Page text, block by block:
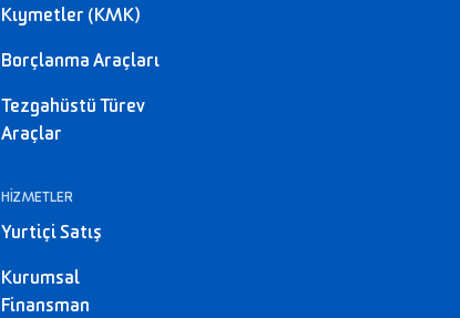
Kıymetler (KMK)
Borçlanma Araçları
Tezgahüstü Türev
Araçlar
HİZMETLER
Yurtiçi Satış
Kurumsal
Finansman